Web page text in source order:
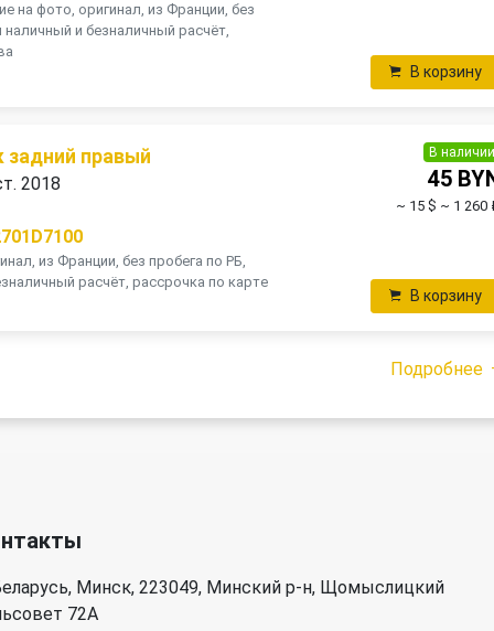
на фото, оригинал, из Франции, без
и безналичный расчёт,
В корзину
правый
2018
из Франции, без пробега по РБ,
расчёт, рассрочка по карте
В
45
~ 15 $ ~ 1 260
В корзину
Подробнее
Минск, 223049, Минский р-н, Щомыслицкий
72А